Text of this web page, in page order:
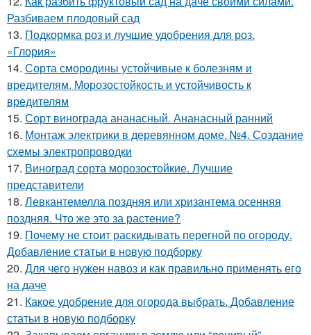
Разбиваем плодовый сад
13. Подкормка роз и лучшие удобрения для роз.
«Глория»
14. Сорта смородины устойчивые к болезням и
вредителям. Морозостойкость и устойчивость к
вредителям
15. Сорт винограда ананасный. Ананасный ранний
16. Монтаж электрики в деревянном доме. №4. Создание
схемы электропроводки
17. Виноград сорта морозостойкие. Лучшие
представители
18. Левкантемелла поздняя или хризантема осенняя
поздняя. Что же это за растение?
19. Почему не стоит раскидывать перегной по огороду.
Добавление статьи в новую подборку
20. Для чего нужен навоз и как правильно применять его
на даче
21. Какое удобрение для огорода выбрать. Добавление
статьи в новую подборку